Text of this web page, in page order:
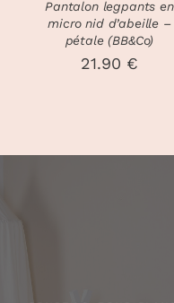
ÊTRE
SUR
Pantalon legpants en
micro nid d’abeille –
pétale (BB&Co)
21.90 €